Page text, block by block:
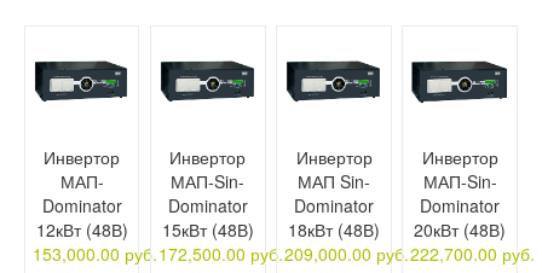
Инвертор
МАП-
Dominator
12кВт (48В)
153,000.00 руб.
Инвертор
МАП-Sin-
Dominator
15кВт (48В)
172,500.00 руб.
Инвертор
МАП Sin-
Dominator
18кВт (48В)
209,000.00 руб.
Инвертор
МАП-Sin-
Dominator
20кВт (48В)
222,700.00 руб.